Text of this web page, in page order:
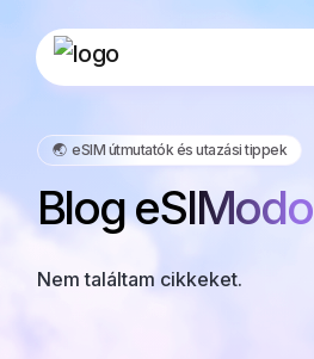
🌏️ eSIM útmutatók és utazási tippek
Blog eSIModo
Nem találtam cikkeket.